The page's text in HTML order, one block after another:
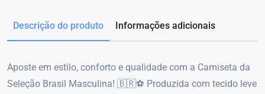
Descrição do produto Informações adicionais
Aposte em estilo, conforto e qualidade com a Camiseta da
Seleção Brasil Masculina! 🇧🇷⚽ Produzida com tecido leve